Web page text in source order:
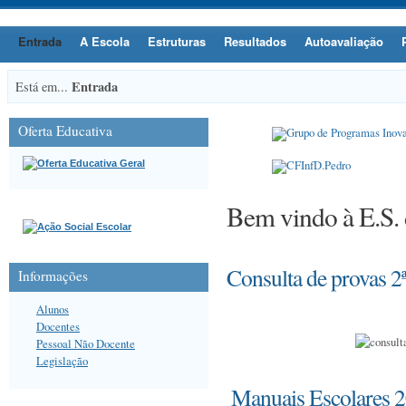
Entrada A Escola Estruturas Resultados Autoavaliação
Está em... Entrada
Bem vindo à
Consulta de provas
Manuais Escolares
Oferta Educativa
Informações
Alunos
Docentes
Pessoal Não Docente
Legislação